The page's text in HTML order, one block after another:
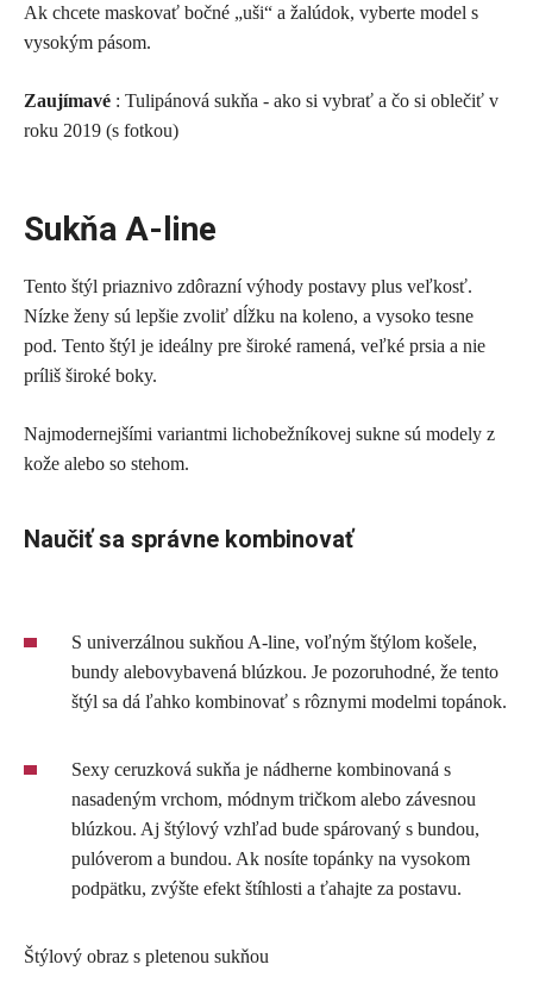
Ak chcete maskovať bočné „uši“ a žalúdok, vyberte model s
vysokým pásom.
Zaujímavé : Tulipánová sukňa - ako si vybrať a čo si oblečiť v
roku 2019 (s fotkou)
Sukňa A-line
Tento štýl priaznivo zdôrazní výhody postavy plus veľkosť.
Nízke ženy sú lepšie zvoliť dĺžku na koleno, a vysoko tesne
pod. Tento štýl je ideálny pre široké ramená, veľké prsia a nie
príliš široké boky.
Najmodernejšími variantmi lichobežníkovej sukne sú modely z
kože alebo so stehom.
Naučiť sa správne kombinovať
S univerzálnou sukňou A-line, voľným štýlom košele,
bundy alebovybavená blúzkou. Je pozoruhodné, že tento
štýl sa dá ľahko kombinovať s rôznymi modelmi topánok.
Sexy ceruzková sukňa je nádherne kombinovaná s
nasadeným vrchom, módnym tričkom alebo závesnou
blúzkou. Aj štýlový vzhľad bude spárovaný s bundou,
pulóverom a bundou. Ak nosíte topánky na vysokom
podpätku, zvýšte efekt štíhlosti a ťahajte za postavu.
Štýlový obraz s pletenou sukňou